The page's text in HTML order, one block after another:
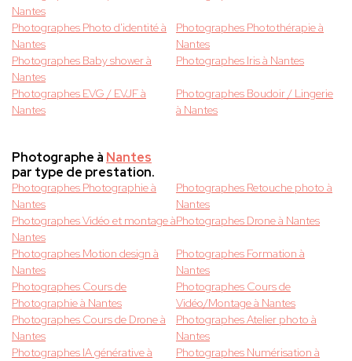
Nantes
Photographes Photo d'identité à
Nantes
Photographes Photothérapie à
Nantes
Photographes Baby shower à
Nantes
Photographes Iris à Nantes
Photographes EVG / EVJF à
Nantes
Photographes Boudoir / Lingerie
à Nantes
Photographe à Nantes
par type de prestation.
Photographes Photographie à
Nantes
Photographes Retouche photo à
Nantes
Photographes Vidéo et montage à
Nantes
Photographes Drone à Nantes
Photographes Motion design à
Nantes
Photographes Formation à
Nantes
Photographes Cours de
Photographie à Nantes
Photographes Cours de
Vidéo/Montage à Nantes
Photographes Cours de Drone à
Nantes
Photographes Atelier photo à
Nantes
Photographes IA générative à
Photographes Numérisation à